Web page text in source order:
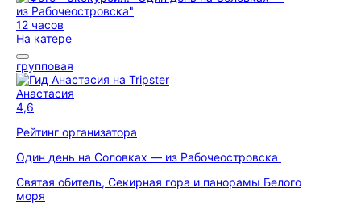
12 часов
На катере
групповая
Анастасия
4,6
Рейтинг организатора
Один день на Соловках — из Рабочеостровска
Святая обитель, Секирная гора и панорамы Белого
моря